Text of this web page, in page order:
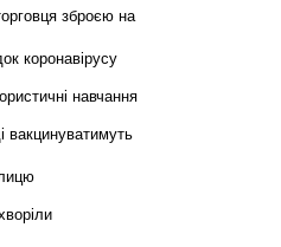
зброєю на
коронавірусу
навчання
вакцинуватимуть